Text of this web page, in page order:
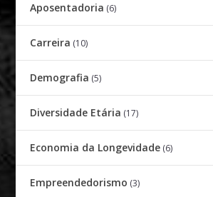
Aposentadoria (6)
Carreira (10)
Demografia (5)
Diversidade Etária (17)
Economia da Longevidade (6)
Empreendedorismo (3)